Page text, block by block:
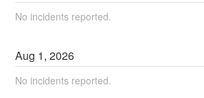
No incidents reported.
Aug 1,2026
No incidents reported.